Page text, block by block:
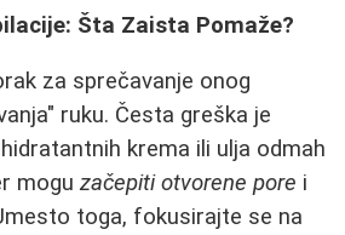
Šta Zaista Pomaže?
za sprečavanje onog
ruku. Česta greška je
krema ili ulja odmah
mogu začepiti otvorene pore i
toga, fokusirajte se na